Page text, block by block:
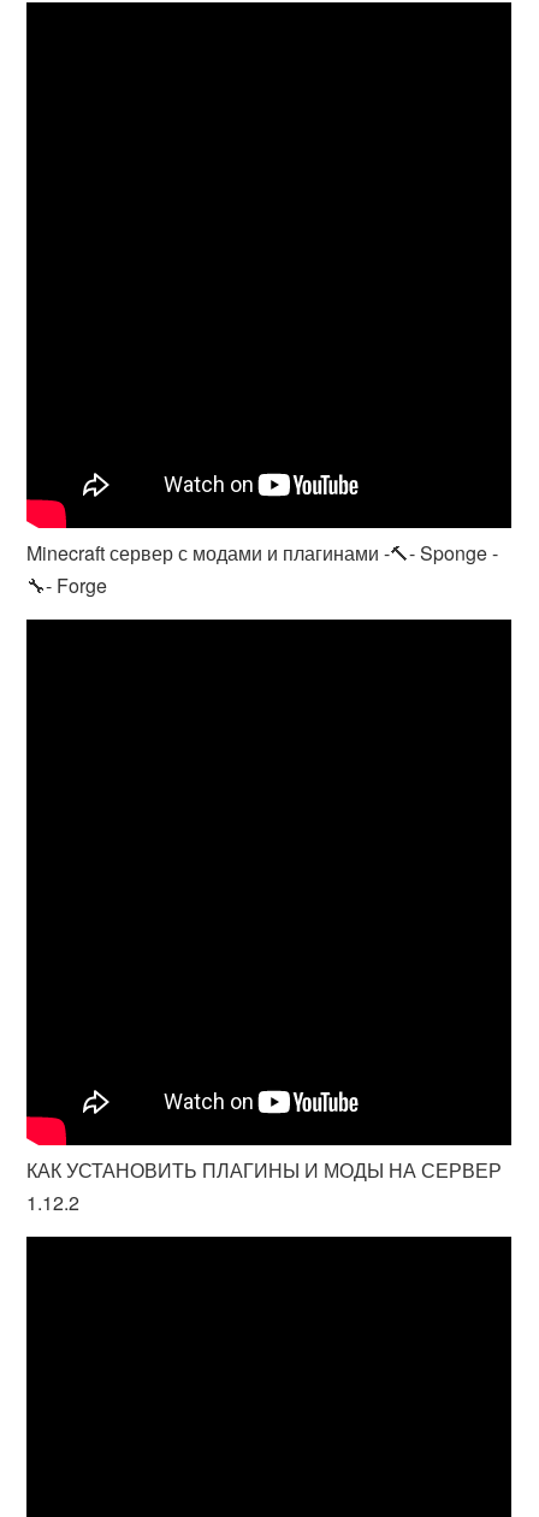
Minecraft сервер с модами и плагинами -🔨- Sponge -
🔧- Forge
КАК УСТАНОВИТЬ ПЛАГИНЫ И МОДЫ НА СЕРВЕР
1.12.2